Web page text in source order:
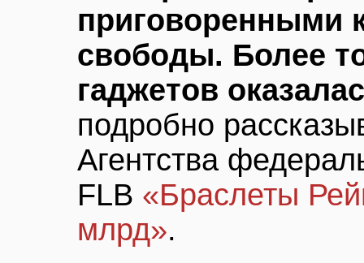
приговоренными
свободы. Более
гаджетов
подробно
Агентства
FLB «Браслеты
млрд».